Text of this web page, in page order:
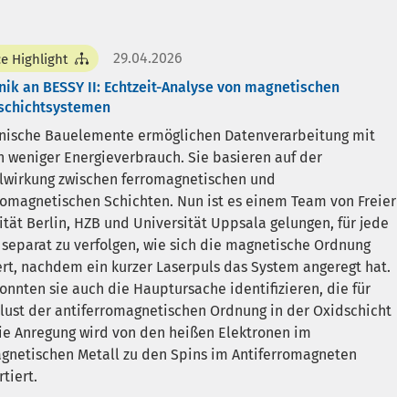
Highlight
29.04.2026
an BESSY II: Echtzeit-Analyse von magnetischen
Bauelemente ermöglichen Datenverarbeitung mit
weniger Energieverbrauch. Sie basieren auf der
zwischen ferromagnetischen und
Schichten. Nun ist es einem Team von Freier
Berlin, HZB und Universität Uppsala gelungen, für jede
zu verfolgen, wie sich die magnetische Ordnung
nachdem ein kurzer Laserpuls das System angeregt hat.
sie auch die Hauptursache identifizieren, die für
der antiferromagnetischen Ordnung in der Oxidschicht
Anregung wird von den heißen Elektronen im
Metall zu den Spins im Antiferromagneten